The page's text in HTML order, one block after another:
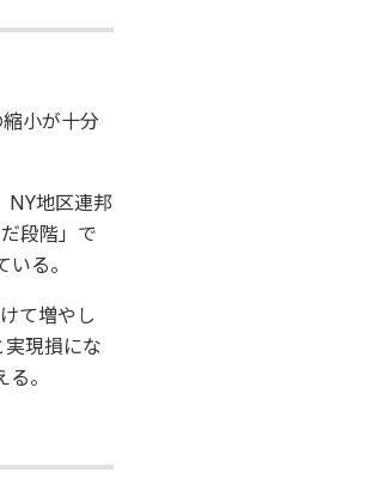
小が十分
NY地区連邦
段階」で
る。
て増やし
現損にな
。